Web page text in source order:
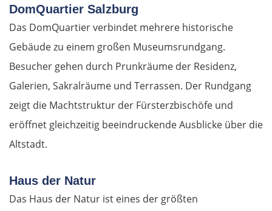
DomQuartier Salzburg
Das DomQuartier verbindet mehrere historische
Gebäude zu einem großen Museumsrundgang.
Besucher gehen durch Prunkräume der Residenz,
Galerien, Sakralräume und Terrassen. Der Rundgang
zeigt die Machtstruktur der Fürsterzbischöfe und
eröffnet gleichzeitig beeindruckende Ausblicke über die
Altstadt.
Haus der Natur
Das Haus der Natur ist eines der größten